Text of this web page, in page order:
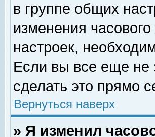
в группе общих
изменения
настроек,
Если вы все еще не
сделать это прямо
Вернуться наверх
» Я изменил